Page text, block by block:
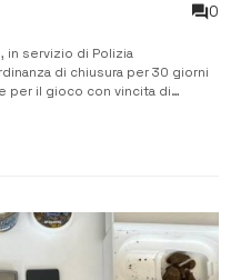
0
in servizio di Polizia
di chiusura per 30 giorni
per il gioco con vincita di
euro. L’ordinanza scaturisce